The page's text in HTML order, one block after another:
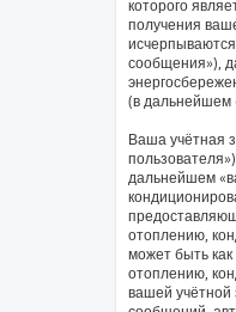
которого
получения
сообщения»),
(в дальнейшем
Ваша учётная
дальнейшем
отоплению,
может быть
отоплению,
вашей учётной